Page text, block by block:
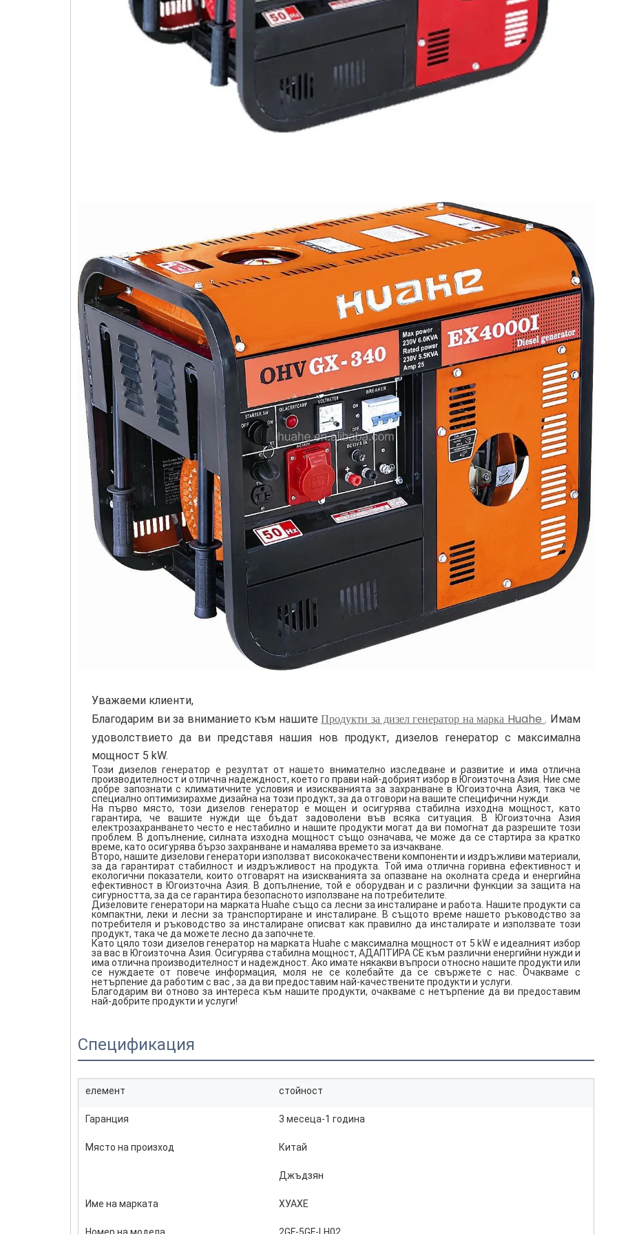
Уважаеми клиенти,
Благодарим ви за вниманието към нашитеПродукти за дизел генератор на марка Huahe. Имам
удоволствието да ви представя нашия нов продукт, дизелов генератор с максимална
мощност 5 kW.
Този дизелов генератор е резултат от нашето внимателно изследване и развитие и има отлична
производителност и отлична надеждност, което го прави най-добрият избор в Югоизточна Азия. Ние сме
добре запознати с климатичните условия и изискванията за захранване в Югоизточна Азия, така че
специално оптимизирахме дизайна на този продукт, за да отговори на вашите специфични нужди.
На първо място, този дизелов генератор е мощен и осигурява стабилна изходна мощност, като
гарантира, че вашите нужди ще бъдат задоволени във всяка ситуация. В Югоизточна Азия
електрозахранването често е нестабилно и нашите продукти могат да ви помогнат да разрешите този
проблем. В допълнение, силната изходна мощност също означава, че може да се стартира за кратко
време, като осигурява бързо захранване и намалява времето за изчакване.
Второ, нашите дизелови генератори използват висококачествени компоненти и издръжливи материали,
за да гарантират стабилност и издръжливост на продукта. Той има отлична горивна ефективност и
екологични показатели, които отговарят на изискванията за опазване на околната среда и енергийна
ефективност в Югоизточна Азия. В допълнение, той е оборудван и с различни функции за защита на
сигурността, за да се гарантира безопасното използване на потребителите.
Дизеловите генератори на марката Huahe също са лесни за инсталиране и работа. Нашите продукти са
компактни, леки и лесни за транспортиране и инсталиране. В същото време нашето ръководство за
потребителя и ръководство за инсталиране описват как правилно да инсталирате и използвате този
продукт, така че да можете лесно да започнете.
Като цяло този дизелов генератор на марката Huahe с максимална мощност от 5 kW е идеалният избор
за вас в Югоизточна Азия. Осигурява стабилна мощност, АДАПТИРА СЕ към различни енергийни нужди и
има отлична производителност и надеждност. Ако имате някакви въпроси относно нашите продукти или
се нуждаете от повече информация, моля не се колебайте да се свържете с нас. Очакваме с
нетърпение да работим с вас , за да ви предоставим най-качествените продукти и услуги.
Благодарим ви отново за интереса към нашите продукти, очакваме с нетърпение да ви предоставим
най-добрите продукти и услуги!
Спецификация
елемент стойност
Гаранция 3 месеца-1 година
Място на произход Китай
Джъдзян
Име на марката ХУАХЕ
Номер на модела 2GF-5GF-LH02